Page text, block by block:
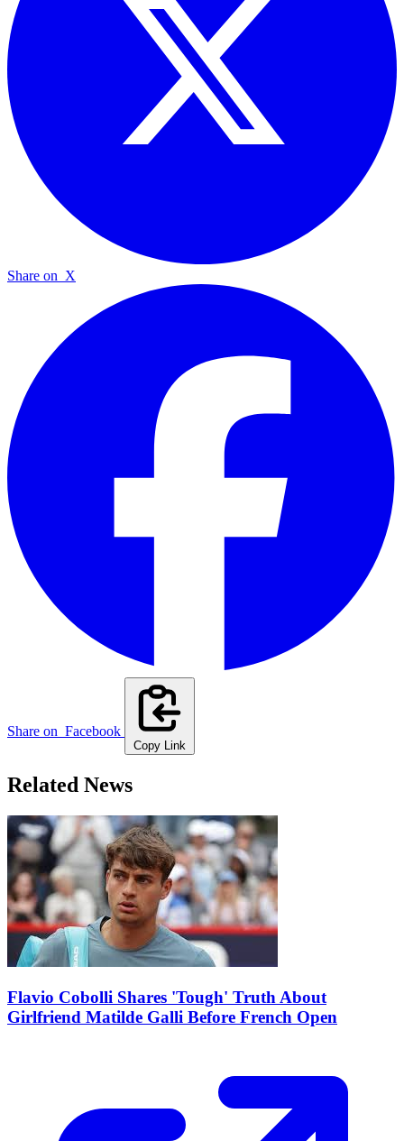
Share on X
Share on Facebook
Copy Link
Related News
Flavio Cobolli Shares 'Tough' Truth About
Girlfriend Matilde Galli Before French Open